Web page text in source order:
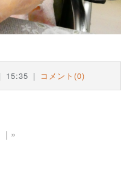
15:35 コメント(0)
»